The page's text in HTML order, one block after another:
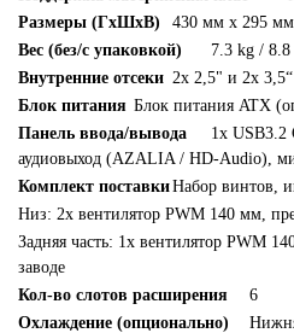
Размеры (ГxШxВ)
430 мм x 295
Вес (без/с упаковкой)
7.3 kg / 8.8
Внутренние отсеки 2x 2,5" и 2x 3,5“
Блок питания Блок питания ATX
Панель ввода/вывода
1x USB3.2
аудиовыход (AZALIA / HD-Audio),
Комплект поставкиНабор винтов,
Низ: 2x вентилятор PWM 140 мм,
Задняя часть: 1x вентилятор PWM
заводе
Кол-во слотов расширения
6
Охлаждение (опционально)